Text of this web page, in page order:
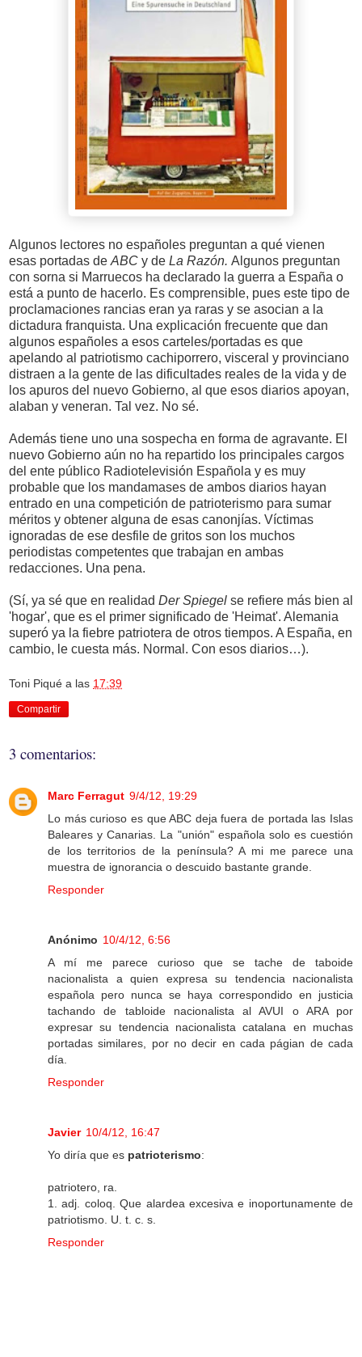
Algunos lectores no españoles preguntan a qué vienen
esas portadas de ABC y de La Razón. Algunos preguntan
con sorna si Marruecos ha declarado la guerra a España o
está a punto de hacerlo. Es comprensible, pues este tipo de
proclamaciones rancias eran ya raras y se asocian a la
dictadura franquista. Una explicación frecuente que dan
algunos españoles a esos carteles/portadas es que
apelando al patriotismo cachiporrero, visceral y provinciano
distraen a la gente de las dificultades reales de la vida y de
los apuros del nuevo Gobierno, al que esos diarios apoyan,
alaban y veneran. Tal vez. No sé.
Además tiene uno una sospecha en forma de agravante. El
nuevo Gobierno aún no ha repartido los principales cargos
del ente público Radiotelevisión Española y es muy
probable que los mandamases de ambos diarios hayan
entrado en una competición de patrioterismo para sumar
méritos y obtener alguna de esas canonjías. Víctimas
ignoradas de ese desfile de gritos son los muchos
periodistas competentes que trabajan en ambas
redacciones. Una pena.
(Sí, ya sé que en realidad Der Spiegel se refiere más bien al
'hogar', que es el primer significado de 'Heimat'. Alemania
superó ya la fiebre patriotera de otros tiempos. A España, en
cambio, le cuesta más. Normal. Con esos diarios…).
Toni Piqué a las 17:39
Compartir
3 comentarios:
Marc Ferragut 9/4/12, 19:29
Lo más curioso es que ABC deja fuera de portada las Islas
Baleares y Canarias. La "unión" española solo es cuestión
de los territorios de la península? A mi me parece una
muestra de ignorancia o descuido bastante grande.
Responder
Anónimo 10/4/12, 6:56
A mí me parece curioso que se tache de taboide
nacionalista a quien expresa su tendencia nacionalista
española pero nunca se haya correspondido en justicia
tachando de tabloide nacionalista al AVUI o ARA por
expresar su tendencia nacionalista catalana en muchas
portadas similares, por no decir en cada págian de cada
día.
Responder
Javier 10/4/12, 16:47
Yo diría que es patrioterismo:
patriotero, ra.
1. adj. coloq. Que alardea excesiva e inoportunamente de
patriotismo. U. t. c. s.
Responder